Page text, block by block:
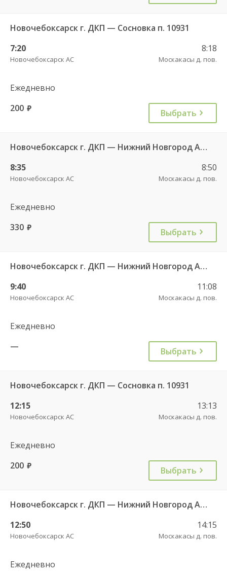
Новочебоксарск г. ДКП — Сосновка п. 10931
7:20
Новочебоксарск АС
8:18
Москакасы д. пов.
Ежедневно
200 руб. Выбрать
Новочебоксарск г. ДКП — Нижний Новгород АВ Канавинский 7233
8:35
Новочебоксарск АС
8:50
Москакасы д. пов.
Ежедневно
330 руб. Выбрать
Новочебоксарск г. ДКП — Нижний Новгород АВ Канавинский 7938
9:40
Новочебоксарск АС
11:08
Москакасы д. пов.
Ежедневно
—
Выбрать
Новочебоксарск г. ДКП — Сосновка п. 10931
12:15
Новочебоксарск АС
13:13
Москакасы д. пов.
Ежедневно
200 руб. Выбрать
Новочебоксарск г. ДКП — Нижний Новгород АВ Канавинский 7938
12:50
Новочебоксарск АС
14:15
Москакасы д. пов.
Ежедневно